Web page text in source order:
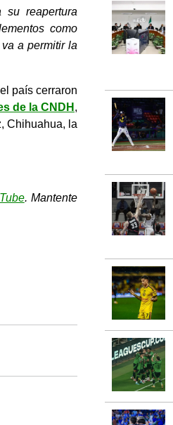
su reapertura
como
a permitir la
país cerraron
de la CNDH ,
Chihuahua, la
. Mantente